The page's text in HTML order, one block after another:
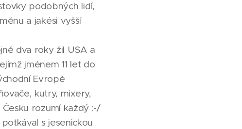
podobných lidí,
a jakési vyšší
dva roky žil USA a
jménem 11 let do
Evropě
kutry, mixery,
rozumí každý :-/
s jesenickou